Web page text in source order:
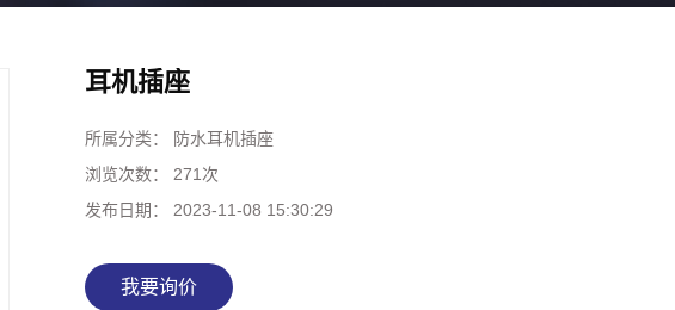
耳机插座
所属分类：
防水耳机插座
浏览次数：
271次
发布日期：
2023-11-08 15:30:29
我要询价